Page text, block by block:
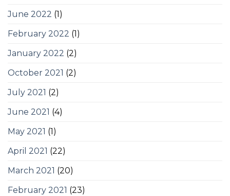
June 2022 (1)
February 2022 (1)
January 2022 (2)
October 2021 (2)
July 2021 (2)
June 2021 (4)
May 2021 (1)
April 2021 (22)
March 2021 (20)
February 2021 (23)